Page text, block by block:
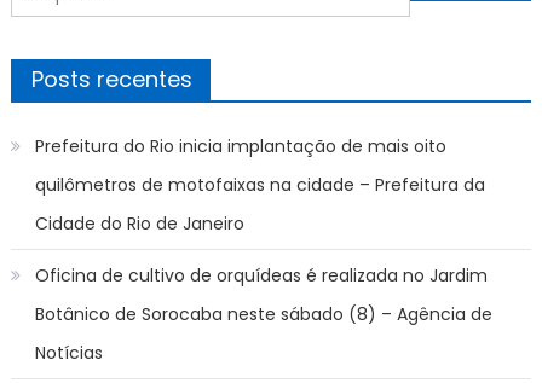
Post
por:
Posts recentes
Prefeitura do Rio inicia implantação de mais oito
quilômetros de motofaixas na cidade – Prefeitura da
Cidade do Rio de Janeiro
Oficina de cultivo de orquídeas é realizada no Jardim
Botânico de Sorocaba neste sábado (8) – Agência de
Notícias